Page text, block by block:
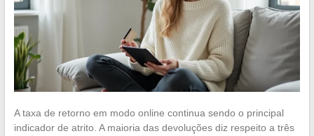
A taxa de retorno em modo online continua sendo o principal
indicador de atrito. A maioria das devoluções diz respeito a três